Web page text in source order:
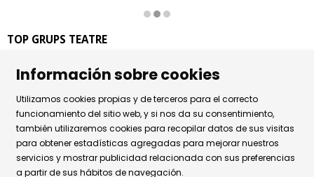
TOP GRUPS TEATRE
08002 Barcelona
Tel. 93 441 39 79
Horario de atención: de lunes a jueves de 9.30h a 17.30h
y viernes de 9.30 a 14.30h.
Sitemap | Aviso Legal | Uso de Cookies
|
Información sobre cookies
Utilizamos cookies propias y de terceros para el correcto
funcionamiento del sitio web, y si nos da su consentimiento,
también utilizaremos cookies para recopilar datos de sus visitas
para obtener estadísticas agregadas para mejorar nuestros
servicios y mostrar publicidad relacionada con sus preferencias
a partir de sus hábitos de navegación.